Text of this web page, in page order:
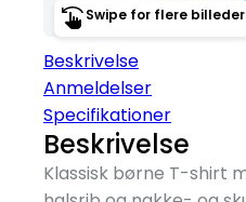
Swipe for flere billeder
Beskrivelse
Anmeldelser
Specifikationer
Beskrivelse
Klassisk børne T-shirt